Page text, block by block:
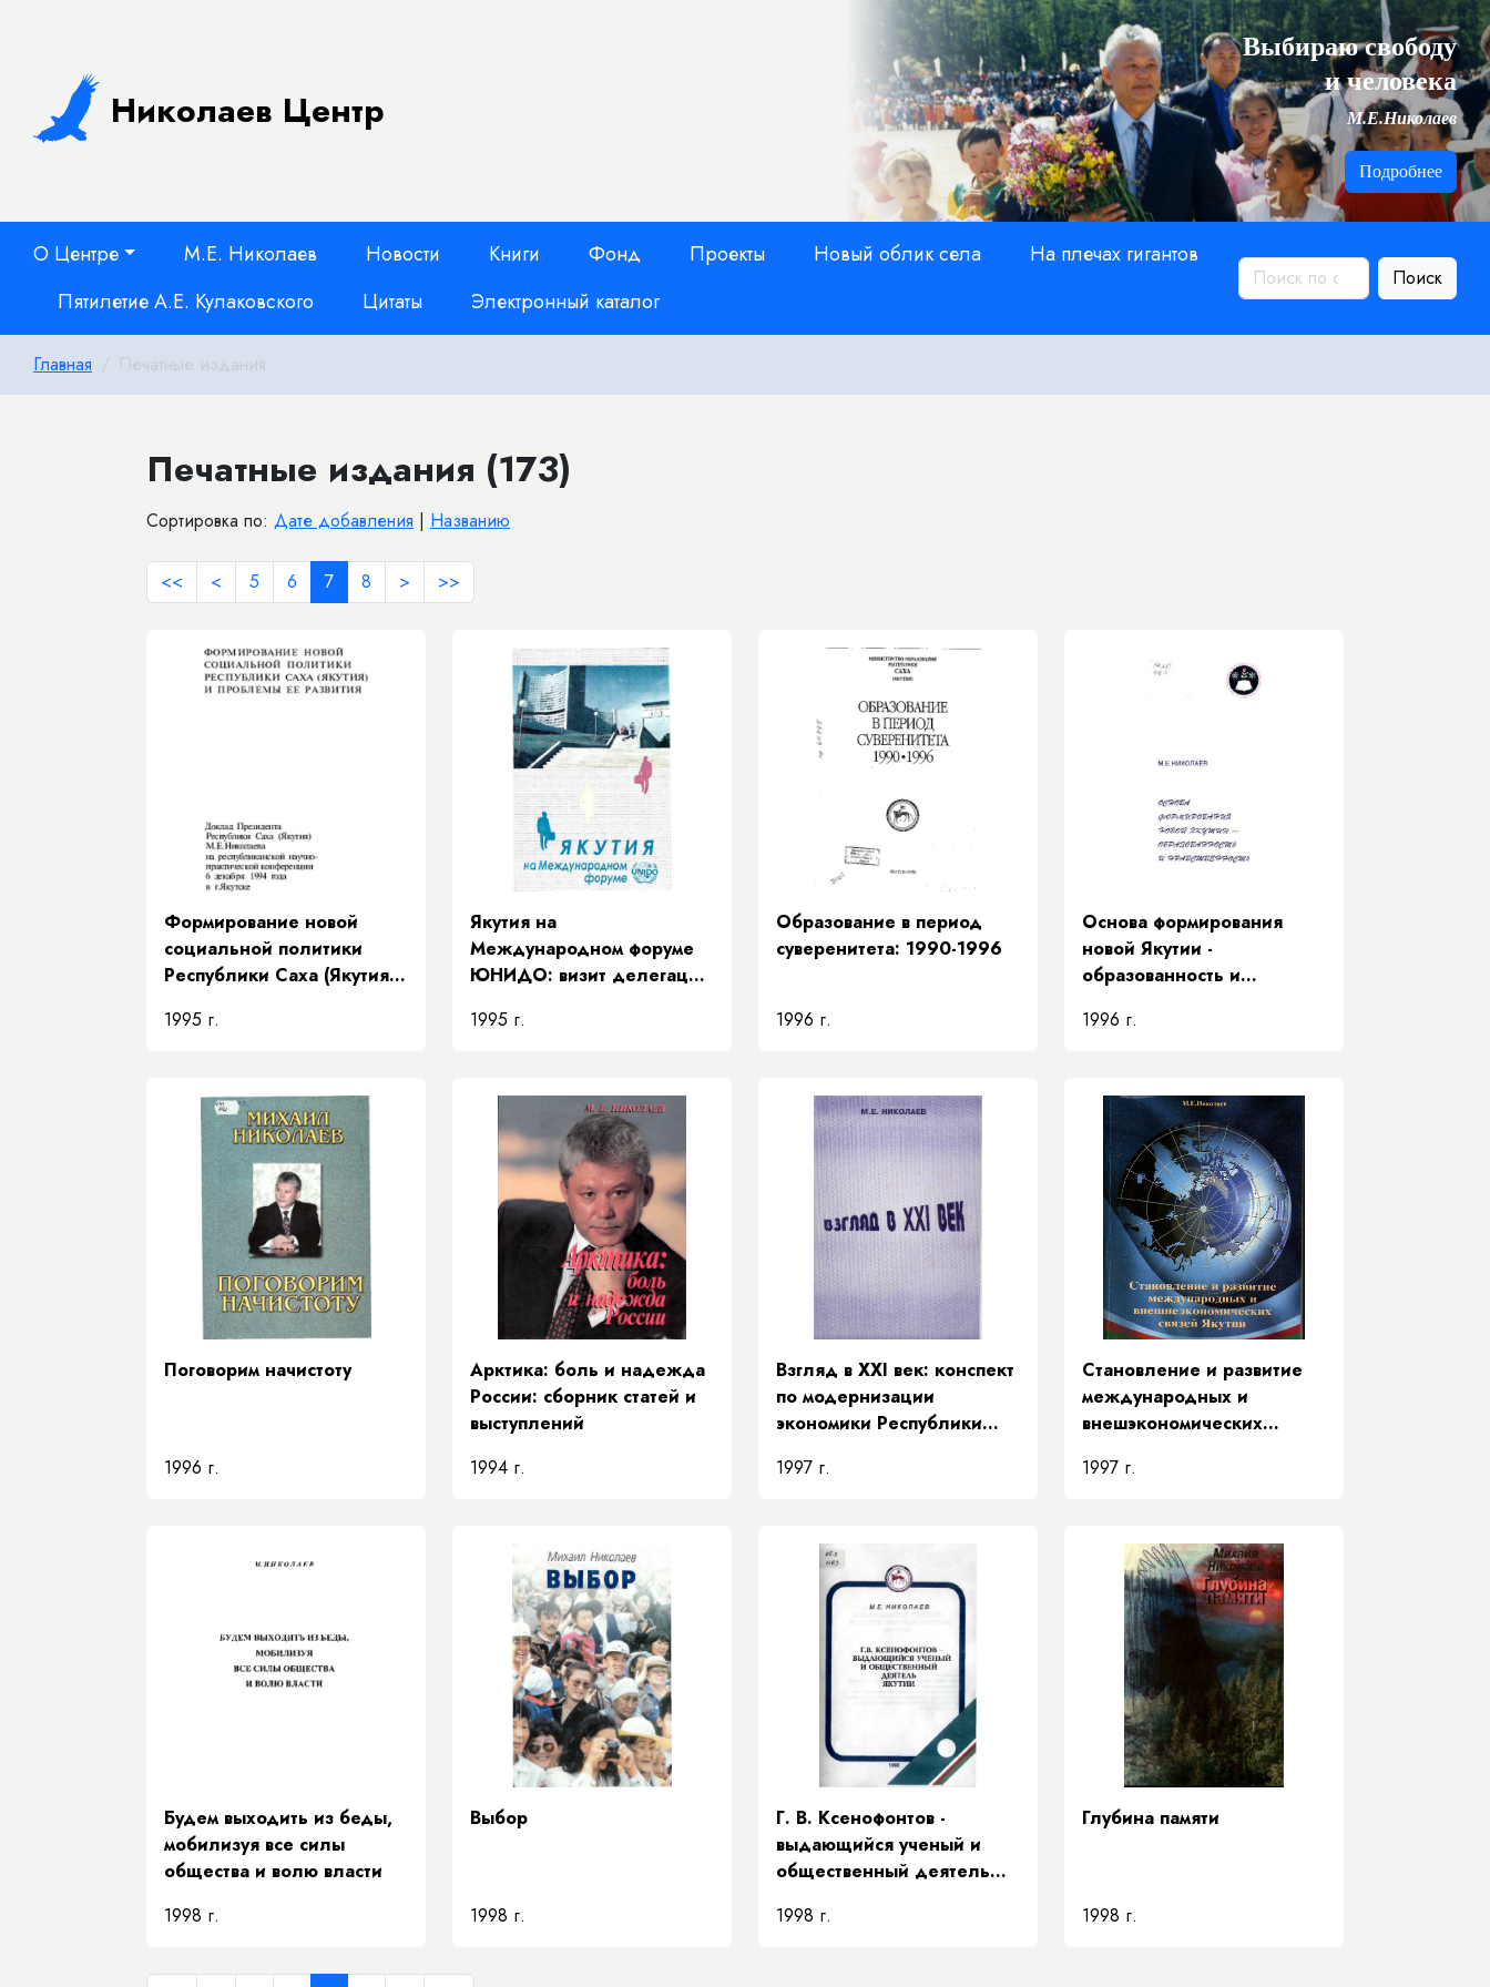
Николаев Центр
Выбираю свободу
и человека
М.Е.Николаев
Подробнее
О Центре М.Е. Николаев Новости Книги Фонд Проекты Новый облик села
На плечах гигантов
Пятилетие А.Е. Кулаковского
Цитаты Электронный каталог
Поиск
Главная Печатные издания
Печатные издания (173)
Сортировка по: Дате добавления | Названию
<< < 5 6 7 8 > >>
Формирование новой
социальной политики
Республики Саха (Якутия)
1995 г.
Якутия на
Международном форуме
ЮНИДО: визит делегации
во главе с Президентом
Международный
инвестиционный форум
ЮНИДО, 2-6 июля 1995
1995 г.
Образование в период
суверенитета: 1990-1996
1996 г.
Основа формирования
новой Якутии -
образованность и
1996 г.
Поговорим начистоту
1996 г.
Арктика: боль и надежда
России: сборник статей и
выступлений
1994 г.
Взгляд в XXI век: конспект
по модернизации
экономики Республики
1997 г.
Становление и развитие
международных и
внешэкономических
и выступления Президента
1997 г.
Будем выходить из беды,
мобилизуя все силы
общества и волю власти
1998 г.
Выбор
1998 г.
Г. В. Ксенофонтов -
выдающийся ученый и
общественный деятель
1998 г.
Глубина памяти
1998 г.